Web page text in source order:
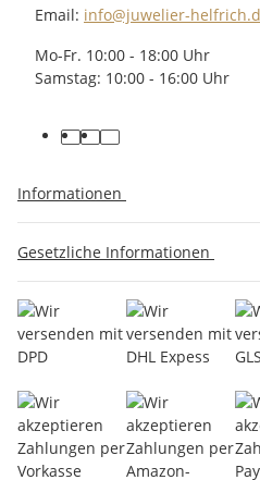
Email: info@juwelier-
Mo-Fr. 10:00 - 18:00 Uhr
Samstag: 10:00 - 16:00 Uhr
Informationen
Gesetzliche Informationen